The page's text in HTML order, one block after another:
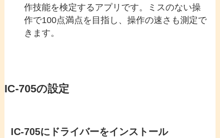
作技能を検定するアプリです。ミスのない操
作で100点満点を目指し、操作の速さも測定で
きます。
IC-705の設定
IC-705にドライバーをインストール